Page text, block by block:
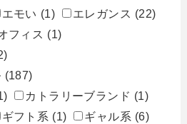
エモい (1) エレガンス (22)
フィス (1)
(187)
カトラリーブランド (1)
ギフト系 (1) ギャル系 (6)